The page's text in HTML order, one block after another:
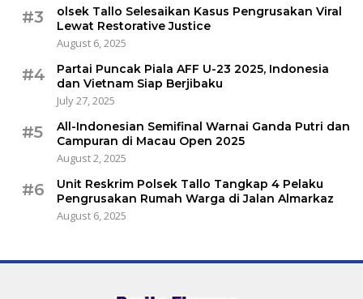
#3
olsek Tallo Selesaikan Kasus Pengrusakan Viral
Lewat Restorative Justice
August 6, 2025
#4
Partai Puncak Piala AFF U-23 2025, Indonesia
dan Vietnam Siap Berjibaku
July 27, 2025
#5
All-Indonesian Semifinal Warnai Ganda Putri dan
Campuran di Macau Open 2025
August 2, 2025
#6
Unit Reskrim Polsek Tallo Tangkap 4 Pelaku
Pengrusakan Rumah Warga di Jalan Almarkaz
August 6, 2025